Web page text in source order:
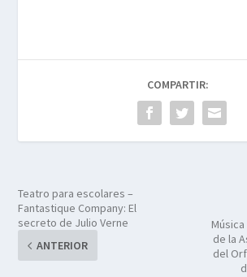
COMPARTIR:
Teatro para escolares –
Fantastique Company: El
secreto de Julio Verne
ANTERIOR
de la
del